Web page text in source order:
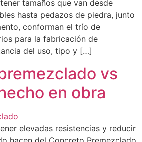
tamaños que van desde
hasta pedazos de piedra, junto
conforman el trío de
para la fabricación de
del uso, tipo y […]
vs
en obra
elevadas resistencias y reducir